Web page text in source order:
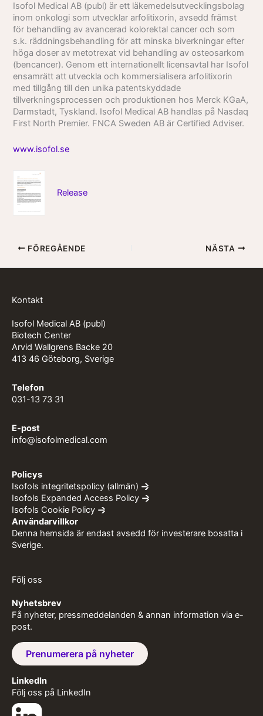
Isofol Medical AB (publ) är ett läkemedelsutvecklingsbolag
inom onkologi som utvecklar arfolitixorin, avsedd främst
för behandling av avancerad kolorektal cancer och som
s.k. räddningsbehandling för att minska biverkningar efter
höga doser av metotrexat vid behandling av osteosarkom
(bencancer). Genom ett internationellt licensavtal har Isofol
ensamrätt att utveckla och kommersialisera arfolitixorin
med tillgång till den unika patentskyddade
tillverkningsprocessen och produktionen hos Merck KGaA,
Darmstadt, Tyskland. Isofol Medical AB handlas på Nasdaq
First North Premier. FNCA Sweden AB är Certified Adviser.
www.isofol.se
Release
FÖREGÅENDE NÄSTA
Kontakt
Isofol Medical AB (publ)
Biotech Center
Arvid Wallgrens Backe 20
413 46 Göteborg, Sverige
Telefon
031-13 73 31
E-post
info@isofolmedical.com
Policys
Isofols integritetspolicy (allmän)
Isofols Expanded Access Policy
Isofols Cookie Policy
Användarvillkor
Denna hemsida är endast avsedd för investerare bosatta i
Sverige.
Följ oss
Nyhetsbrev
Få nyheter, pressmeddelanden & annan information via e-
post.
Prenumerera på nyheter
LinkedIn
Följ oss på LinkedIn